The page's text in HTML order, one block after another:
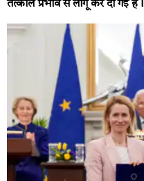
तत्काल प्रभाव से लागू कर दी गई हैं।